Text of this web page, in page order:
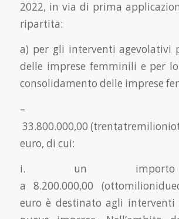
2022, in via di prima
ripartita:
a) per gli interventi agevolativi
delle imprese femminili e per
consolidamento delle imprese
–
33.800.000,00
euro, di cui:
i. un
a 8.200.000,00
euro è destinato agli interventi